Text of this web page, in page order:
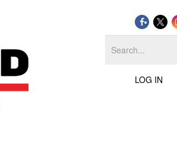
LOG IN